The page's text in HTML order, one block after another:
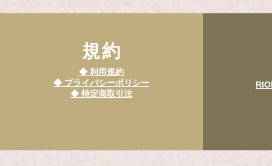
​規約
◆ 利用規約
◆ プライバシーポリシー
​◆ 特定商取引法